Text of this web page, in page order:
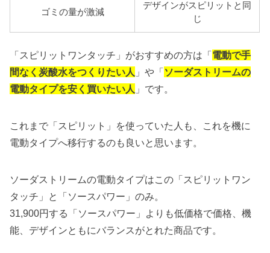
ゴミの量が激減
デザインがスピリットと同
じ
「スピリットワンタッチ」がおすすめの方は「電動で手
間なく炭酸水をつくりたい人 」や「ソーダストリームの
電動タイプを安く買いたい人 」です。
これまで「スピリット」を使っていた人も、これを機に
電動タイプへ移行するのも良いと思います。
ソーダストリームの電動タイプはこの「スピリットワン
タッチ」と「ソースパワー」のみ。
31,900円する「ソースパワー」よりも低価格で価格、機
能、デザインともにバランスがとれた商品です。